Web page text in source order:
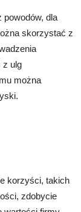
powodów, dla
skorzystać z
z ulg
można
korzyści, takich
zdobycie